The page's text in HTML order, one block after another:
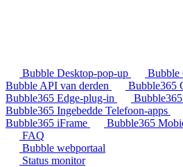
Bubble Desktop-pop-up
Bubble
Bubble API van derden
Bubble365
Bubble365 Edge-plug-in
Bubble365 Ingebedde Telefoon-apps
Bubble365 iFrame
Bubble365
FAQ
Bubble webportaal
Status monitor